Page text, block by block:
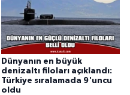
Dünyanın en büyük
denizaltı filoları açıklandı:
Türkiye sıralamada 9'uncu
oldu